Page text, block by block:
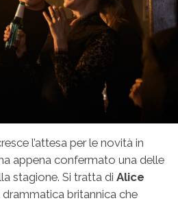
l’attesa per le novità in
appena confermato una delle
stagione. Si tratta di Alice
drammatica britannica che